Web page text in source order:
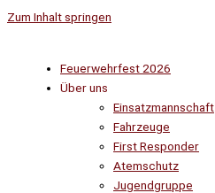
Zum Inhalt springen
Feuerwehrfest 2026
Über uns
Einsatzmannschaft
Fahrzeuge
First Responder
Atemschutz
Jugendgruppe